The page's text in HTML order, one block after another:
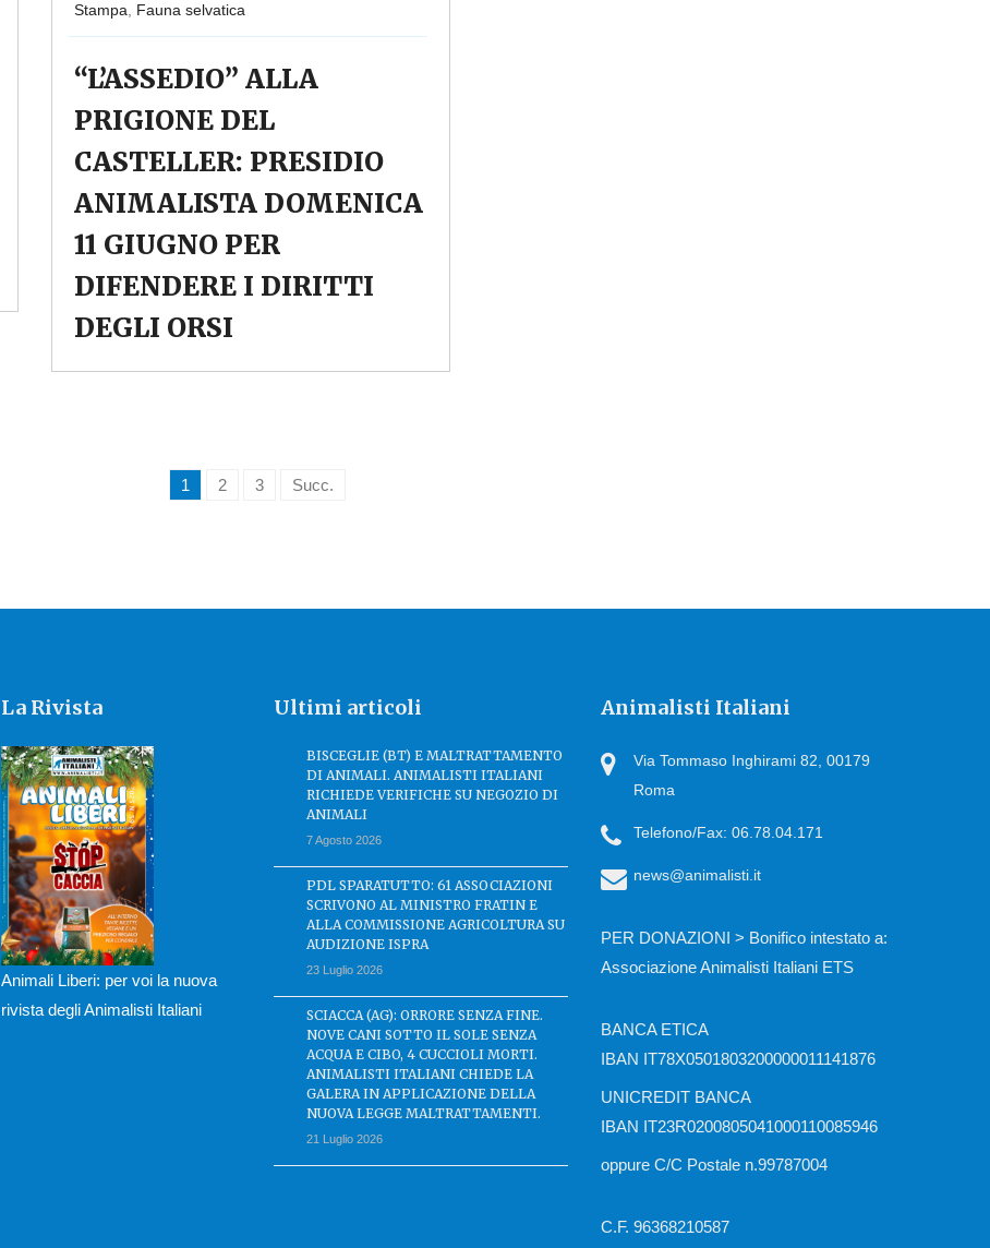
Stampa
Fauna selvatica
“L’ASSEDIO” ALLA
PRIGIONE DEL
CASTELLER: PRESIDIO
ANIMALISTA DOMENICA
11 GIUGNO PER
DIFENDERE I DIRITTI
DEGLI ORSI
1 2 3 Succ.
La Rivista
Animali Liberi: per voi la nuova
rivista degli Animalisti Italiani
Ultimi articoli
BISCEGLIE (BT) E MALTRATTAMENTO
DI ANIMALI. ANIMALISTI ITALIANI
RICHIEDE VERIFICHE SU NEGOZIO DI
ANIMALI
7 Agosto 2026
PDL SPARATUTTO: 61 ASSOCIAZIONI
SCRIVONO AL MINISTRO FRATIN E
ALLA COMMISSIONE AGRICOLTURA SU
AUDIZIONE ISPRA
23 Luglio 2026
SCIACCA (AG): ORRORE SENZA FINE.
NOVE CANI SOTTO IL SOLE SENZA
ACQUA E CIBO, 4 CUCCIOLI MORTI.
ANIMALISTI ITALIANI CHIEDE LA
GALERA IN APPLICAZIONE DELLA
NUOVA LEGGE MALTRATTAMENTI.
21 Luglio 2026
Animalisti Italiani
Via Tommaso Inghirami 82, 00179
Roma
Telefono/Fax: 06.78.04.171
news@animalisti.it
PER DONAZIONI > Bonifico intestato a:
Associazione Animalisti Italiani ETS
BANCA ETICA
IBAN IT78X0501803200000011141876
UNICREDIT BANCA
IBAN IT23R0200805041000110085946
oppure C/C Postale n.99787004
C.F. 96368210587